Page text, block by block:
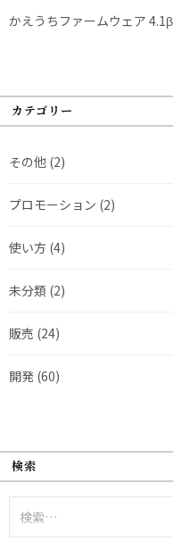
かえうちファームウェア
カテゴリー
その他 (2)
プロモーション (2)
使い方 (4)
未分類 (2)
販売 (24)
開発 (60)
検索
索: